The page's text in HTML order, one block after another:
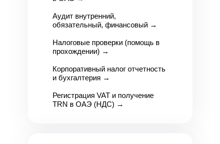
Аудит внутренний,
обязательный, финансовый→
Налоговые проверки (помощь в
прохождении) →
Корпоративный налог отчетность
и бухгалтерия →
Регистрация VAT и получение
TRN в ОАЭ (НДС) →